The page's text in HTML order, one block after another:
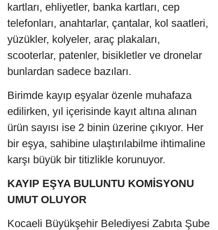
kartları, ehliyetler, banka kartları, cep
telefonları, anahtarlar, çantalar, kol saatleri,
yüzükler, kolyeler, araç plakaları,
scooterlar, patenler, bisikletler ve dronelar
bunlardan sadece bazıları.
Birimde kayıp eşyalar özenle muhafaza
edilirken, yıl içerisinde kayıt altına alınan
ürün sayısı ise 2 binin üzerine çıkıyor. Her
bir eşya, sahibine ulaştırılabilme ihtimaline
karşı büyük bir titizlikle korunuyor.
KAYIP EŞYA BULUNTU KOMİSYONU
UMUT OLUYOR
Kocaeli Büyükşehir Belediyesi Zabıta Şube